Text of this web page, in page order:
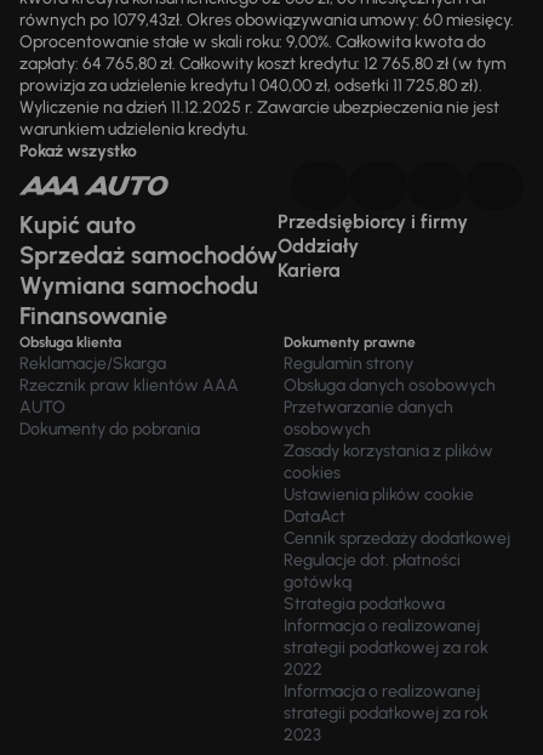
równych po 1079,43zł. Okres obowiązywania umowy: 60 miesięcy.
Oprocentowanie stałe w skali roku: 9,00%. Całkowita kwota do
zapłaty: 64 765,80 zł. Całkowity koszt kredytu: 12 765,80 zł (w tym
prowizja za udzielenie kredytu 1 040,00 zł, odsetki 11 725,80 zł).
Wyliczenie na dzień 11.12.2025 r. Zawarcie ubezpieczenia nie jest
warunkiem udzielenia kredytu.
Pokaż wszystko
Kupić auto
Sprzedaż samochodów
Wymiana samochodu
Finansowanie
Przedsiębiorcy i firmy
Oddziały
Kariera
Obsługa klienta
Reklamacje/Skarga
Rzecznik praw klientów AAA
AUTO
Dokumenty do pobrania
Dokumenty prawne
Regulamin strony
Obsługa danych osobowych
Przetwarzanie danych
osobowych
Zasady korzystania z plików
cookies
Ustawienia plików cookie
DataAct
Cennik sprzedaży dodatkowej
Regulacje dot. płatności
gotówką
Strategia podatkowa
Informacja o realizowanej
strategii podatkowej za rok
2022
Informacja o realizowanej
strategii podatkowej za rok
2023